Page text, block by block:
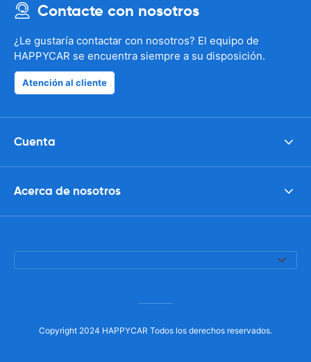
Contacte con nosotros
¿Le gustaría contactar con nosotros? El equipo de
HAPPYCAR se encuentra siempre a su disposición.
Atención al cliente
Cuenta
Acerca de nosotros
Copyright 2024 HAPPYCAR Todos los derechos reservados.